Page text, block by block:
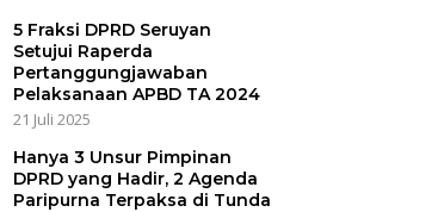
5 Fraksi DPRD Seruyan
Setujui Raperda
Pertanggungjawaban
Pelaksanaan APBD TA 2024
21 Juli 2025
Hanya 3 Unsur Pimpinan
DPRD yang Hadir, 2 Agenda
Paripurna Terpaksa di Tunda